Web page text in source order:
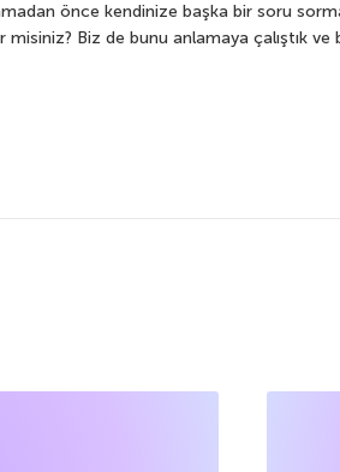
önce kendinize başka bir soru
misiniz? Biz de bunu anlamaya çalıştık ve